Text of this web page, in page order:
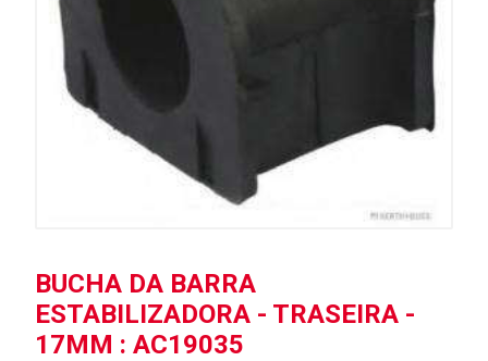
BUCHA DA BARRA
ESTABILIZADORA - TRASEIRA -
17MM : AC19035